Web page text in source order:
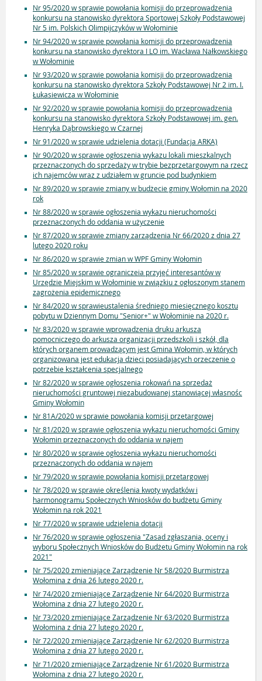
Nr 95/2020 w sprawie powołania komisji do przeprowadzenia
konkursu na stanowisko dyrektora Sportowej Szkoły Podstawowej
Nr 5 im. Polskich Olimpijczyków w Wołominie
Nr 94/2020 w sprawie powołania komisji do przeprowadzenia
konkursu na stanowisko dyrektora I LO im. Wacława Nałkowskiego
w Wołominie
Nr 93/2020 w sprawie powołania komisji do przeprowadzenia
konkursu na stanowisko dyrektora Szkoły Podstawowej Nr 2 im. I.
Łukasiewicza w Wołominie
Nr 92/2020 w sprawie powołania komisji do przeprowadzenia
konkursu na stanowisko dyrektora Szkoły Podstawowej im. gen.
Henryka Dąbrowskiego w Czarnej
Nr 91/2020 w sprawie udzielenia dotacji (Fundacja ARKA)
Nr 90/2020 w sprawie ogłoszenia wykazu lokali mieszkalnych
przeznaczonych do sprzedaży w trybie bezprzetargowym na rzecz
ich najemców wraz z udziałem w gruncie pod budynkiem
Nr 89/2020 w sprawie zmiany w budżecie gminy Wołomin na 2020
rok
Nr 88/2020 w sprawie ogłoszenia wykazu nieruchomości
przeznaczonych do oddania w użyczenie
Nr 87/2020 w sprawie zmiany zarządzenia Nr 66/2020 z dnia 27
lutego 2020 roku
Nr 86/2020 w sprawie zmian w WPF Gminy Wołomin
Nr 85/2020 w sprawie ograniczeia przyjęć interesantów w
Urzędzie Miejskim w Wołominie w związkiu z ogłoszonym stanem
zagrożenia epidemicznego
Nr 84/2020 w sprawieustalenia średniego miesięcznego kosztu
pobytu w Dziennym Domu "Senior+" w Wołominie na 2020 r.
Nr 83/2020 w sprawie wprowadzenia druku arkusza
pomocniczego do arkusza organizacji przedszkoli i szkół, dla
których organem prowadzącym jest Gmina Wołomin, w których
organizowana jest edukacja dzieci posiadających orzeczenie o
potrzebie kształcenia specjalnego
Nr 82/2020 w sprawie ogłoszenia rokowań na sprzedaż
nieruchomości gruntowej niezabudowanej stanowiącej własnośc
Gminy Wołomin
Nr 81A/2020 w sprawie powołania komisji przetargowej
Nr 81/2020 w sprawie ogłoszenia wykazu nieruchomości Gminy
Wołomin przeznaczonych do oddania w najem
Nr 80/2020 w sprawie ogłoszenia wykazu nieruchomości
przeznaczonych do oddania w najem
Nr 79/2020 w sprawie powołania komisji przetargowej
Nr 78/2020 w sprawie określenia kwoty wydatków i
harmonogramu Społecznych Wniosków do budżetu Gminy
Wołomin na rok 2021
Nr 77/2020 w sprawie udzielenia dotacji
Nr 76/2020 w sprawie ogłoszenia "Zasad zgłaszania, oceny i
wyboru Społecznych Wniosków do Budżetu Gminy Wołomin na rok
2021"
Nr 75/2020 zmieniające Zarządzenie Nr 58/2020 Burmistrza
Wołomina z dnia 26 lutego 2020 r.
Nr 74/2020 zmieniające Zarządzenie Nr 64/2020 Burmistrza
Wołomina z dnia 27 lutego 2020 r.
Nr 73/2020 zmieniające Zarządzenie Nr 63/2020 Burmistrza
Wołomina z dnia 27 lutego 2020 r.
Nr 72/2020 zmieniające Zarządzenie Nr 62/2020 Burmistrza
Wołomina z dnia 27 lutego 2020 r.
Nr 71/2020 zmieniające Zarządzenie Nr 61/2020 Burmistrza
Wołomina z dnia 27 lutego 2020 r.